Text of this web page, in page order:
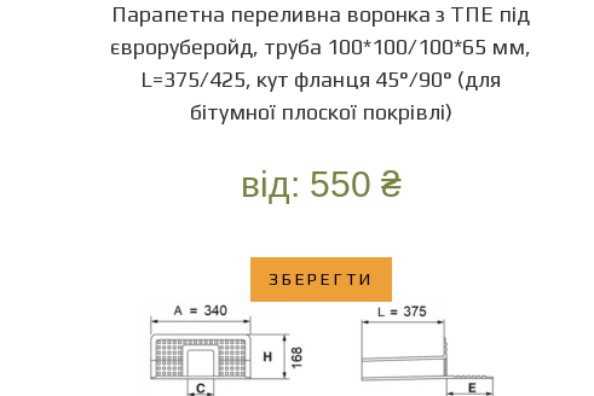
Парапетна переливна воронка з ТПЕ під
євроруберойд, труба 100*100/100*65 мм,
L=375/425, кут фланця 45°/90° (для
бітумної плоскої покрівлі)
від: 550 ₴
ЗБЕРЕГТИ